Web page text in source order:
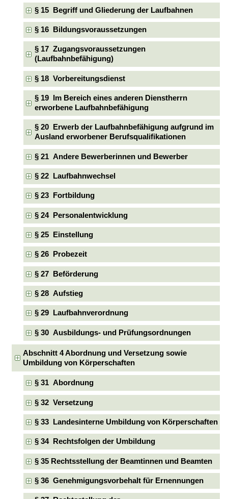
§ 15 Begriff und Gliederung der Laufbahnen
§ 16 Bildungsvoraussetzungen
§ 17 Zugangsvoraussetzungen
(Laufbahnbefähigung)
§ 18 Vorbereitungsdienst
§ 19 Im Bereich eines anderen Dienstherrn
erworbene Laufbahnbefähigung
§ 20 Erwerb der Laufbahnbefähigung aufgrund im
Ausland erworbener Berufsqualifikationen
§ 21 Andere Bewerberinnen und Bewerber
§ 22 Laufbahnwechsel
§ 23 Fortbildung
§ 24 Personalentwicklung
§ 25 Einstellung
§ 26 Probezeit
§ 27 Beförderung
§ 28 Aufstieg
§ 29 Laufbahnverordnung
§ 30 Ausbildungs- und Prüfungsordnungen
Abschnitt 4 Abordnung und Versetzung sowie
Umbildung von Körperschaften
§ 31 Abordnung
§ 32 Versetzung
§ 33 Landesinterne Umbildung von Körperschaften
§ 34 Rechtsfolgen der Umbildung
§ 35 Rechtsstellung der Beamtinnen und Beamten
§ 36 Genehmigungsvorbehalt für Ernennungen